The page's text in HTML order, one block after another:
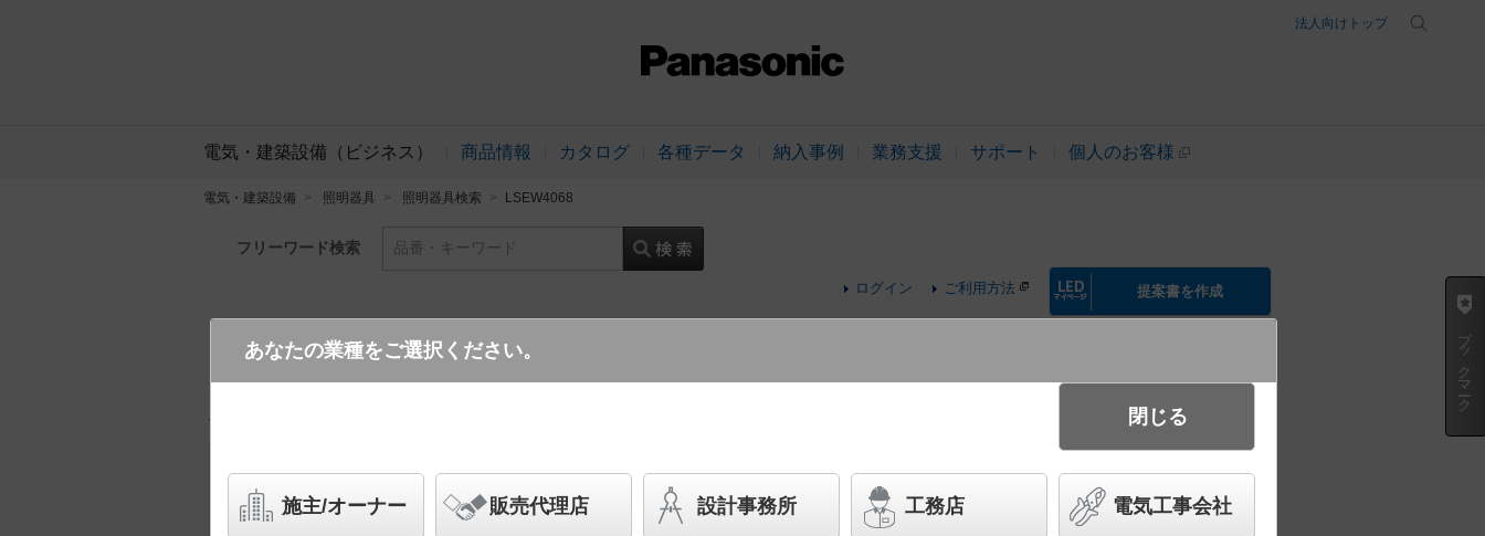
法人向けトップ
電気・建築設備（ビジネス） 商品情報 カタログ 各種データ 納入事例 業務支援 サポート 個人のお客様
電気・建築設備 照明器具 照明器具検索 LSEW4068
フリーワード検索 品番・キーワード
ログイン ご利用方法 提案書を作成
LSEW4068 LE1
天井直付型 LED（電球色） ダウンシーリング 拡散タイプ 防雨型 白熱電
球100形1灯器具相当
◆工場在庫品
ブックマーク
あなたの業種をご選択ください。
施主/オーナー 販売代理店 設計事務所 工務店 電気工事会社
閉じる